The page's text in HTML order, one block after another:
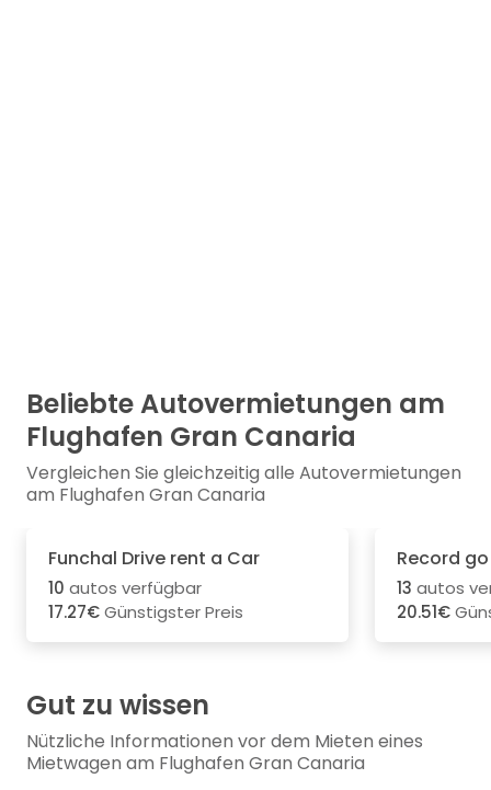
Beliebte Autovermietungen am
Flughafen Gran Canaria
Vergleichen Sie gleichzeitig alle Autovermietungen
am Flughafen Gran Canaria
Funchal Drive rent a Car
10 autos verfügbar
17.27€Günstigster Preis
Record go
13 autos
20.51€
Gut zu wissen
Nützliche Informationen vor dem Mieten eines
Mietwagen am Flughafen Gran Canaria